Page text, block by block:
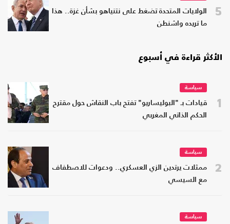
5
الولايات المتحدة تضغط على نتنياهو بشأن غزة.. هذا
ما تريده واشنطن
الأكثر قراءة في أسبوع
1
سياسة
قيادات بـ "البوليساريو" تفتح باب النقاش حول مقترح
الحكم الذاتي المغربي
2
سياسة
ممثلات يرتدين الزي العسكري.. ودعوات للاصطفاف
مع السيسي
سياسة